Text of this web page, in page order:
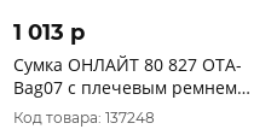
1 013 p
Сумка ОНЛАЙТ 80 827 OTA-
Bag07 с плечевым ремнем
80827
Код товара: 137248